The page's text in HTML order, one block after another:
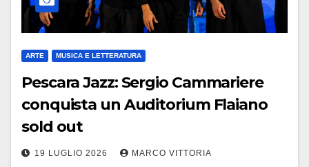
ARTE MUSICA E LETTERATURA
Pescara Jazz: Sergio Cammariere
conquista un Auditorium Flaiano
sold out
19 LUGLIO 2026 MARCO VITTORIA